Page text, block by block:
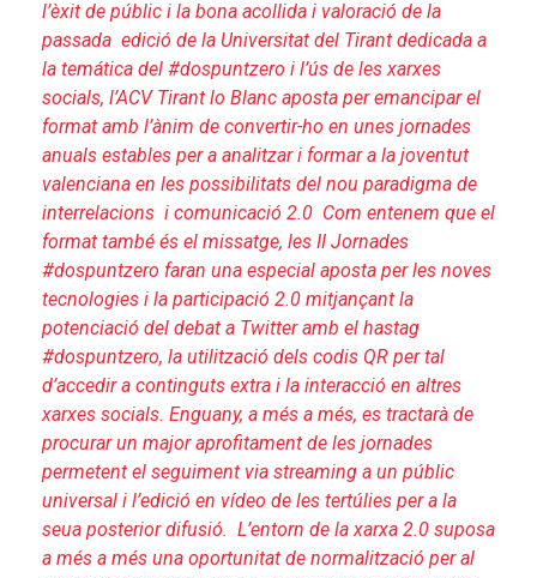
l’èxit de públic i la bona acollida i valoració de la
passada edició de la Universitat del Tirant dedicada a
la temática del #dospuntzero i l’ús de les xarxes
socials, l’ACV Tirant lo Blanc aposta per emancipar el
format amb l’ànim de convertir-ho en unes jornades
anuals estables per a analitzar i formar a la joventut
valenciana en les possibilitats del nou paradigma de
interrelacions i comunicació 2.0 Com entenem que el
format també és el missatge, les II Jornades
#dospuntzero faran una especial aposta per les noves
tecnologies i la participació 2.0 mitjançant la
potenciació del debat a Twitter amb el hastag
#dospuntzero, la utilització dels codis QR per tal
d’accedir a continguts extra i la interacció en altres
xarxes socials. Enguany, a més a més, es tractarà de
procurar un major aprofitament de les jornades
permetent el seguiment via streaming a un públic
universal i l’edició en vídeo de les tertúlies per a la
seua posterior difusió. L’entorn de la xarxa 2.0 suposa
a més a més una oportunitat de normalització per al